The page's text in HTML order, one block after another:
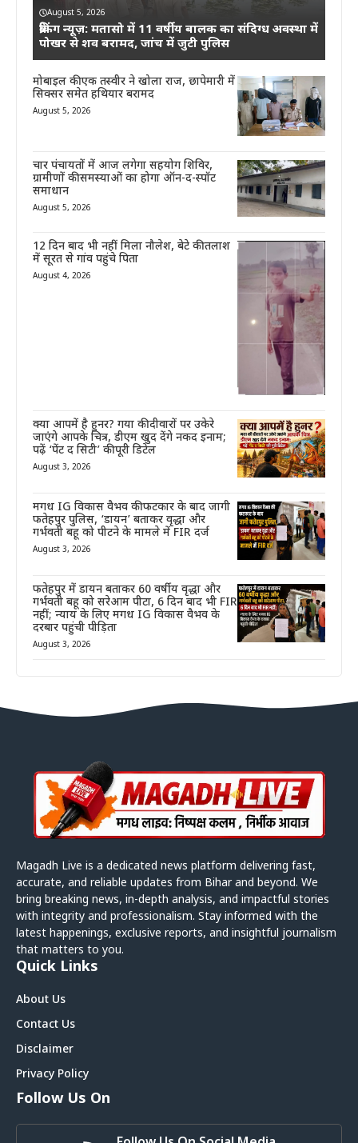
August 5, 2026
ब्रेकिंग न्यूज़: मतासो में 11 वर्षीय बालक का संदिग्ध अवस्था में
पोखर से शव बरामद, जांच में जुटी पुलिस
मोबाइल की एक तस्वीर ने खोला राज, छापेमारी में
सिक्सर समेत हथियार बरामद
August 5, 2026
चार पंचायतों में आज लगेगा सहयोग शिविर,
ग्रामीणों की समस्याओं का होगा ऑन-द-स्पॉट
समाधान
August 5, 2026
12 दिन बाद भी नहीं मिला नौलेश, बेटे की तलाश
में सूरत से गांव पहुंचे पिता
August 4, 2026
क्या आपमें है हुनर? गया की दीवारों पर उकेरे
जाएंगे आपके चित्र, डीएम खुद देंगे नकद इनाम;
पढ़ें ‘पेंट द सिटी’ की पूरी डिटेल
August 3, 2026
मगध IG विकास वैभव की फटकार के बाद जागी
फतेहपुर पुलिस, ‘डायन’ बताकर वृद्धा और
गर्भवती बहू को पीटने के मामले में FIR दर्ज
August 3, 2026
फतेहपुर में डायन बताकर 60 वर्षीय वृद्धा और
गर्भवती बहू को सरेआम पीटा, 6 दिन बाद भी FIR
नहीं; न्याय के लिए मगध IG विकास वैभव के
दरबार पहुंची पीड़िता
August 3, 2026
Magadh Live is a dedicated news platform delivering fast,
accurate, and reliable updates from Bihar and beyond. We
bring breaking news, in-depth analysis, and impactful stories
with integrity and professionalism. Stay informed with the
latest happenings, exclusive reports, and insightful journalism
that matters to you.
Quick Links
About Us
Contact Us
Disclaimer
Privacy Policy
Follow Us On